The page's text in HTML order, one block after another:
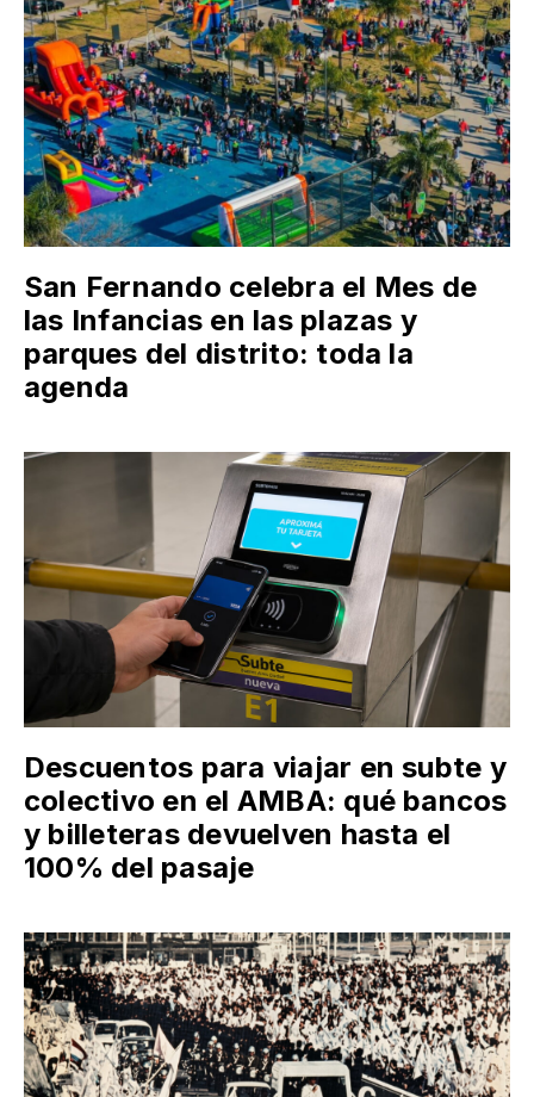
San Fernando celebra el Mes de
las Infancias en las plazas y
parques del distrito: toda la
agenda
Descuentos para viajar en subte y
colectivo en el AMBA: qué bancos
y billeteras devuelven hasta el
100% del pasaje